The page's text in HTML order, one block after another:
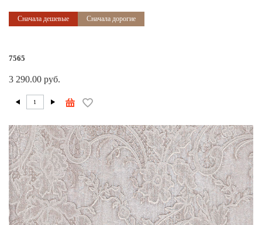
Сначала дешевые Сначала дорогие
7565
3 290.00 руб.